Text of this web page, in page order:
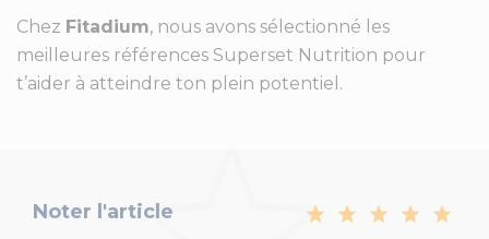
Chez Fitadium, nous avons sélectionné les
meilleures références Superset Nutrition pour
t’aider à atteindre ton plein potentiel.
Noter l'article